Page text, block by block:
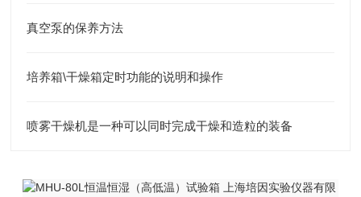
真空泵的保养方法
培养箱\干燥箱定时功能的说明和操作
喷雾干燥机是一种可以同时完成干燥和造粒的装备